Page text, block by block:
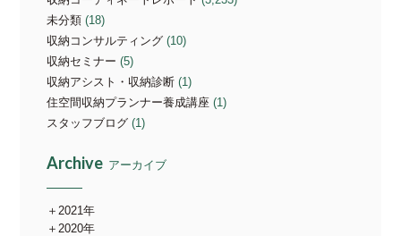
未分類 (18)
収納コンサルティング (10)
収納セミナー (5)
収納アシスト・収納診断 (1)
住空間収納プランナー養成講座 (1)
スタッフブログ (1)
Archive アーカイブ
2021年
2020年